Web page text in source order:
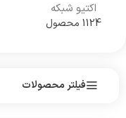
اکتیو شبکه
1124 محصول
فیلتر محصولات